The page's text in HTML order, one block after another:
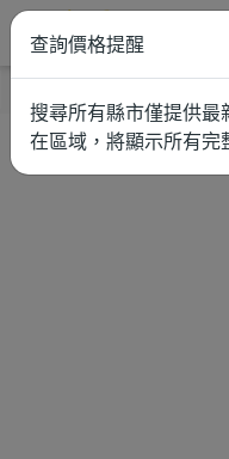
查詢價格提醒
搜尋所有縣市僅提供
在區域，將顯示所有完